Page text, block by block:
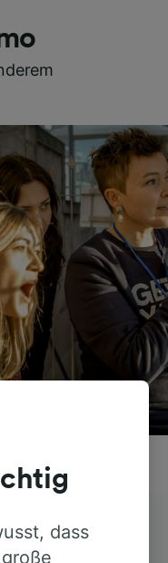
dass